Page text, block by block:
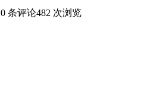
0 条评论482 次浏览